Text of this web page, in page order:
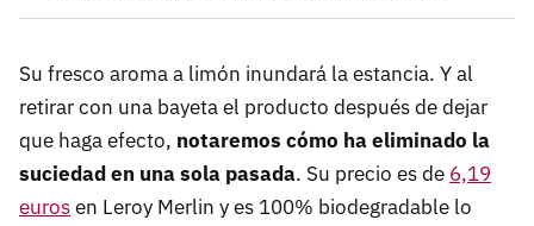
Su fresco aroma a limón inundará la estancia. Y al
retirar con una bayeta el producto después de dejar
que haga efecto, notaremos cómo ha eliminado la
suciedad en una sola pasada. Su precio es de 6,19
eurosen Leroy Merlin y es 100% biodegradable lo